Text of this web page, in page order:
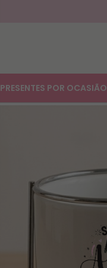
PRESENTES POR OCASIÃO